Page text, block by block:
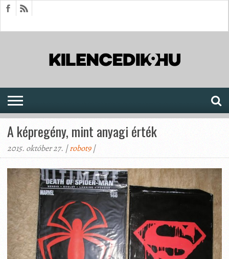
A képregény, mint anyagi érték
2015. október 27. |robot9|